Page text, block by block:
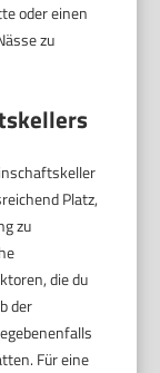
oder einen
zu
Platz,
zu
die du
der
Für eine